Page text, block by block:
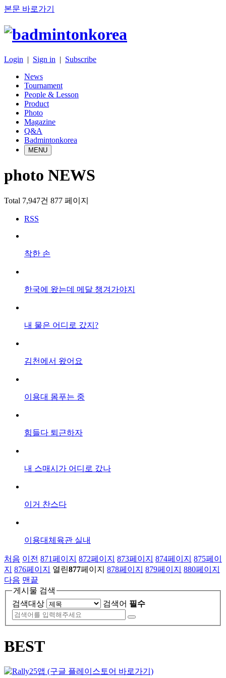
본문 바로가기
Login | Sign in | Subscribe
News
Tournament
People & Lesson
Product
Photo
Magazine
Q&A
Badmintonkorea
MENU
photo NEWS
Total 7,947건 877 페이지
RSS
착한 손
한국에 왔는데 메달 챙겨가야지
내 물은 어디로 갔지?
김천에서 왔어요
이용대 몸푸는 중
힘들다 퇴근하자
내 스매시가 어디로 갔나
이거 찬스다
이용대체육관 실내
처음 이전 871페이지 872페이지 873페이지 874페이지 875페이
지 876페이지 열린877페이지 878페이지 879페이지 880페이지
다음 맨끝
게시물 검색
검색대상
검색어 필수
BEST